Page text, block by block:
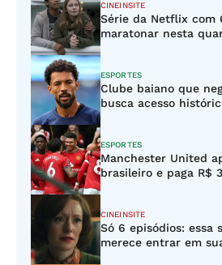
CINEINSITE
Série da Netflix com
maratonar nesta
ESPORTES
Clube baiano que
busca acesso
ESPORTES
Manchester United
brasileiro e paga R$
CINEINSITE
Só 6 episódios: essa
merece entrar em